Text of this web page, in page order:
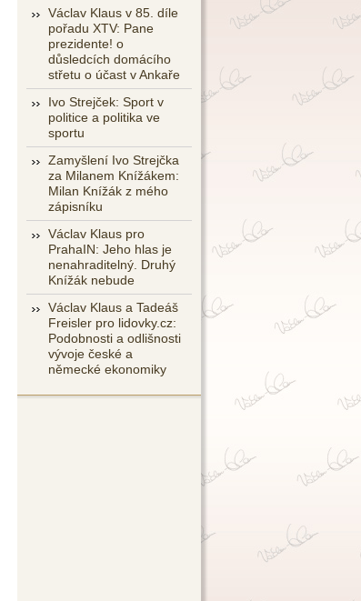
Václav Klaus v 85. díle
pořadu XTV: Pane
prezidente! o
důsledcích domácího
střetu o účast v Ankaře
Ivo Strejček: Sport v
politice a politika ve
sportu
Zamyšlení Ivo Strejčka
za Milanem Knížákem:
Milan Knížák z mého
zápisníku
Václav Klaus pro
PrahaIN: Jeho hlas je
nenahraditelný. Druhý
Knížák nebude
Václav Klaus a Tadeáš
Freisler pro lidovky.cz:
Podobnosti a odlišnosti
vývoje české a
německé ekonomiky